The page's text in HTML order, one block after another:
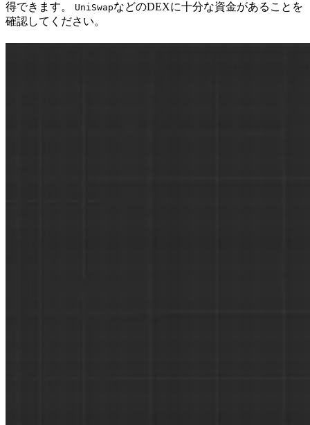
得できます。
UniSwapなどのDEXに十分な資金があることを
確認してください。